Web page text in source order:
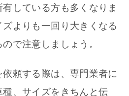
している方も多くなりま
よりも一回り大きくなる
で注意しましょう。
頼する際は、専門業者に
、サイズをきちんと伝